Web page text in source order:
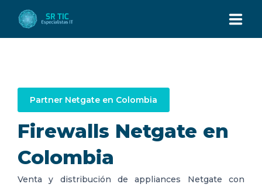
SERVICIOS
Partner Netgate en Colombia
Firewalls Netgate en
Colombia
Venta y distribución de appliances Netgate con